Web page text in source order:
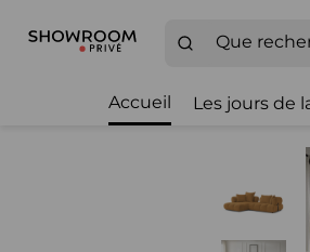
Accueil Les jours de